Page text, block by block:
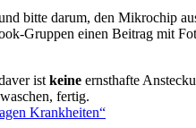
bitte darum, den Mikrochip
Gruppen einen Beitrag mit
ist keine ernsthafte
fertig.
Krankheiten“